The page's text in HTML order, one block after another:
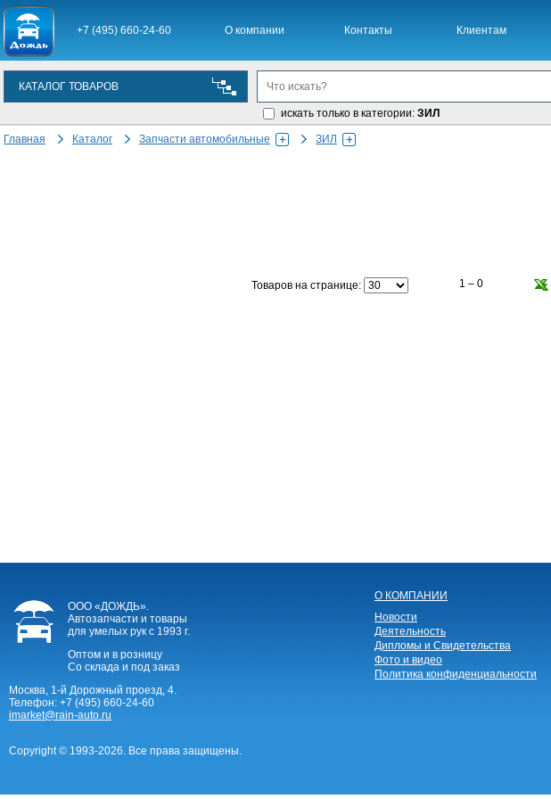
+7 (495) 660-24-60 О компании Контакты Клиентам
КАТАЛОГ ТОВАРОВ
искать только в категории: ЗИЛ
Главная Каталог Запчасти автомобильные ЗИЛ
Товаров на странице: 1 – 0
ООО «ДОЖДЬ».
Автозапчасти и товары
для умелых рук с 1993 г.
Оптом и в розницу
Со склада и под заказ
Москва, 1-й Дорожный проезд, 4.
Телефон: +7 (495) 660-24-60
imarket@rain-auto.ru
Copyright © 1993-2026. Все права защищены.
О КОМПАНИИ
Новости
Деятельность
Дипломы и Свидетельства
Фото и видео
Политика конфиденциальности